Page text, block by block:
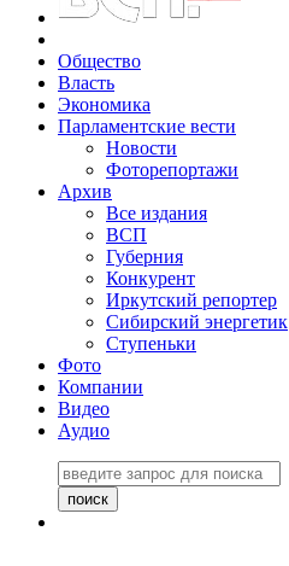
Общество
Власть
Экономика
Парламентские вести
Новости
Фоторепортажи
Архив
Все издания
ВСП
Губерния
Конкурент
Иркутский репортер
Сибирский энергетик
Ступеньки
Фото
Компании
Видео
Аудио